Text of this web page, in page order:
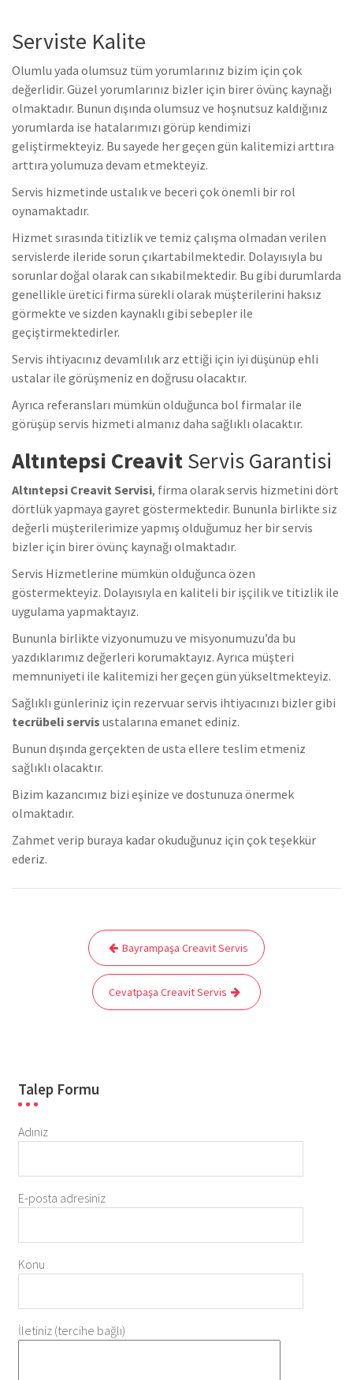
Serviste Kalite
Olumlu yada olumsuz tüm yorumlarınız bizim için çok
değerlidir. Güzel yorumlarınız bizler için birer övünç kaynağı
olmaktadır. Bunun dışında olumsuz ve hoşnutsuz kaldığınız
yorumlarda ise hatalarımızı görüp kendimizi
geliştirmekteyiz. Bu sayede her geçen gün kalitemizi arttıra
arttıra yolumuza devam etmekteyiz.
Servis hizmetinde ustalık ve beceri çok önemli bir rol
oynamaktadır.
Hizmet sırasında titizlik ve temiz çalışma olmadan verilen
servislerde ileride sorun çıkartabilmektedir. Dolayısıyla bu
sorunlar doğal olarak can sıkabilmektedir. Bu gibi durumlarda
genellikle üretici firma sürekli olarak müşterilerini haksız
görmekte ve sizden kaynaklı gibi sebepler ile
geçiştirmektedirler.
Servis ihtiyacınız devamlılık arz ettiği için iyi düşünüp ehli
ustalar ile görüşmeniz en doğrusu olacaktır.
Ayrıca referansları mümkün olduğunca bol firmalar ile
görüşüp servis hizmeti almanız daha sağlıklı olacaktır.
Altıntepsi CreavitServis Garantisi
Altıntepsi Creavit Servisi, firma olarak servis hizmetini dört
dörtlük yapmaya gayret göstermektedir. Bununla birlikte siz
değerli müşterilerimize yapmış olduğumuz her bir servis
bizler için birer övünç kaynağı olmaktadır.
Servis Hizmetlerine mümkün olduğunca özen
göstermekteyiz. Dolayısıyla en kaliteli bir işçilik ve titizlik ile
uygulama yapmaktayız.
Bununla birlikte vizyonumuzu ve misyonumuzu’da bu
yazdıklarımız değerleri korumaktayız. Ayrıca müşteri
memnuniyeti ile kalitemizi her geçen gün yükseltmekteyiz.
Sağlıklı günleriniz için rezervuar servis ihtiyacınızı bizler gibi
tecrübeli servis ustalarına emanet ediniz.
Bunun dışında gerçekten de usta ellere teslim etmeniz
sağlıklı olacaktır.
Bizim kazancımız bizi eşinize ve dostunuza önermek
olmaktadır.
Zahmet verip buraya kadar okuduğunuz için çok teşekkür
ederiz.
gezinmesi
Bayrampaşa Creavit Servis
Cevatpaşa Creavit Servis
Talep Formu
Adınız
E-posta adresiniz
Konu
İletiniz (tercihe bağlı)